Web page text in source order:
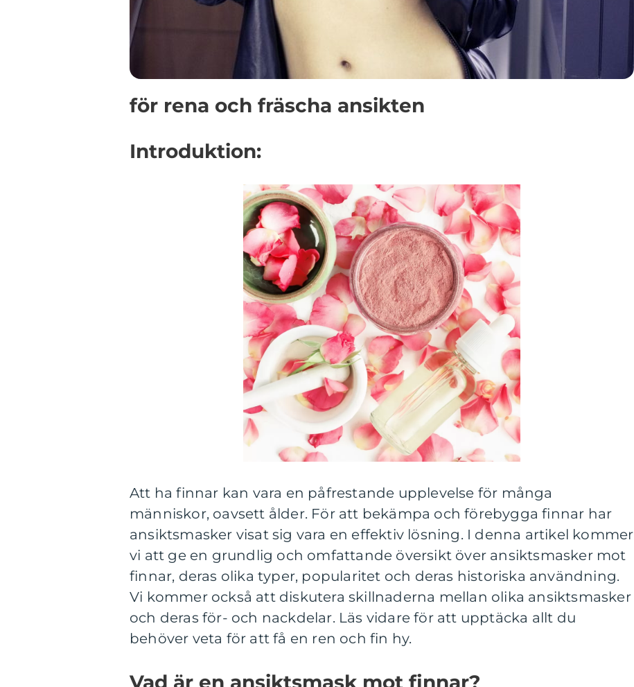
för rena och fräscha ansikten
Introduktion:
Att ha finnar kan vara en påfrestande upplevelse för många
människor, oavsett ålder. För att bekämpa och förebygga finnar har
ansiktsmasker visat sig vara en effektiv lösning. I denna artikel kommer
vi att ge en grundlig och omfattande översikt över ansiktsmasker mot
finnar, deras olika typer, popularitet och deras historiska användning.
Vi kommer också att diskutera skillnaderna mellan olika ansiktsmasker
och deras för- och nackdelar. Läs vidare för att upptäcka allt du
behöver veta för att få en ren och fin hy.
Vad är en ansiktsmask mot finnar?